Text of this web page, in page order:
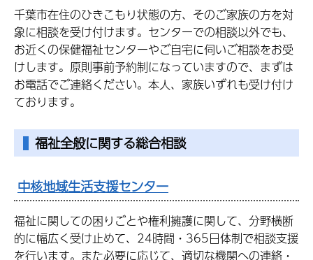
千葉市在住のひきこもり状態の方、そのご家族の方を対
象に相談を受け付けます。センターでの相談以外でも、
お近くの保健福祉センターやご自宅に伺いご相談をお受
けします。原則事前予約制になっていますので、まずは
お電話でご連絡ください。本人、家族いずれも受け付け
ております。
福祉全般に関する総合相談
中核地域生活支援センター
福祉に関しての困りごとや権利擁護に関して、分野横断
的に幅広く受け止めて、24時間・365日体制で相談支援
を行います。また必要に応じて、適切な機関への連絡・